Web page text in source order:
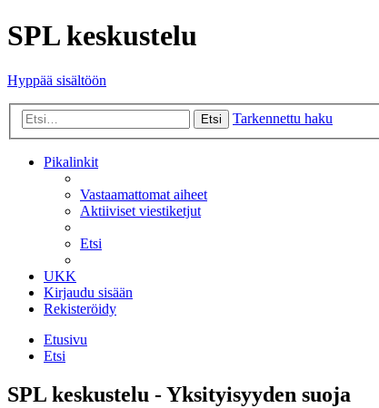
SPL keskustelu
Hyppää sisältöön
Etsi Tarkennettu haku
Pikalinkit
Vastaamattomat aiheet
Aktiiviset viestiketjut
Etsi
UKK
Kirjaudu sisään
Rekisteröidy
Etusivu
Etsi
SPL keskustelu - Yksityisyyden suoja